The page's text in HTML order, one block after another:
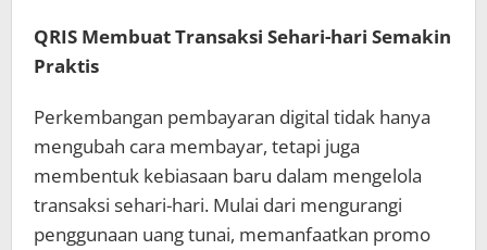
QRIS Membuat Transaksi Sehari-hari Semakin
Praktis
Perkembangan pembayaran digital tidak hanya
mengubah cara membayar, tetapi juga
membentuk kebiasaan baru dalam mengelola
transaksi sehari-hari. Mulai dari mengurangi
penggunaan uang tunai, memanfaatkan promo